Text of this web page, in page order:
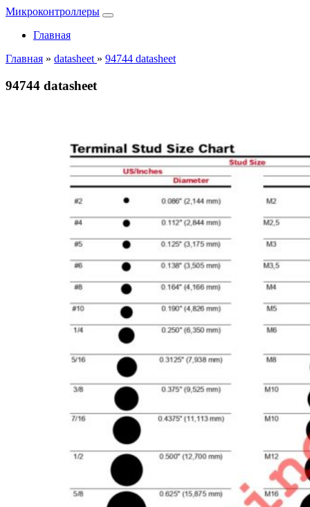
Микроконтроллеры
Главная
Главная » datasheet » 94744 datasheet
94744 datasheet